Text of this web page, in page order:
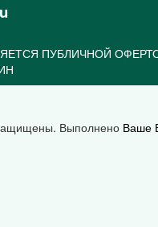
ПУБЛИЧНОЙ
Выполнено Ваше